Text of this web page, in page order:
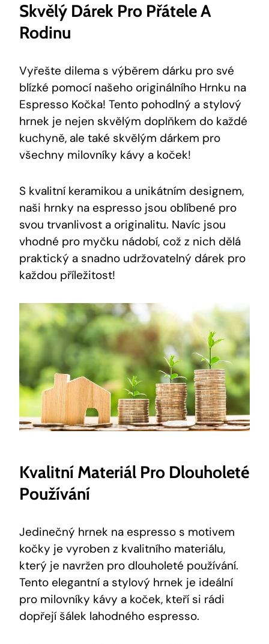
Skvělý Dárek Pro Přátele A
Rodinu
Vyřešte dilema s výběrem dárku pro své
blízké pomocí našeho originálního Hrnku na
Espresso Kočka! Tento pohodlný a stylový
hrnek je nejen skvělým doplňkem do každé
kuchyně, ale také skvělým dárkem pro
všechny milovníky kávy a koček!
S kvalitní keramikou a unikátním designem,
naši hrnky na espresso jsou oblíbené pro
svou trvanlivost a originalitu. Navíc jsou
vhodné pro myčku nádobí, což z nich dělá
praktický a snadno udržovatelný dárek pro
každou příležitost!
Kvalitní Materiál Pro Dlouholeté
Používání
Jedinečný hrnek na espresso s motivem
kočky je vyroben z kvalitního materiálu,
který je navržen pro dlouholeté používání.
Tento elegantní a stylový hrnek je ideální
pro milovníky kávy a koček, kteří si rádi
dopřejí šálek lahodného espresso.